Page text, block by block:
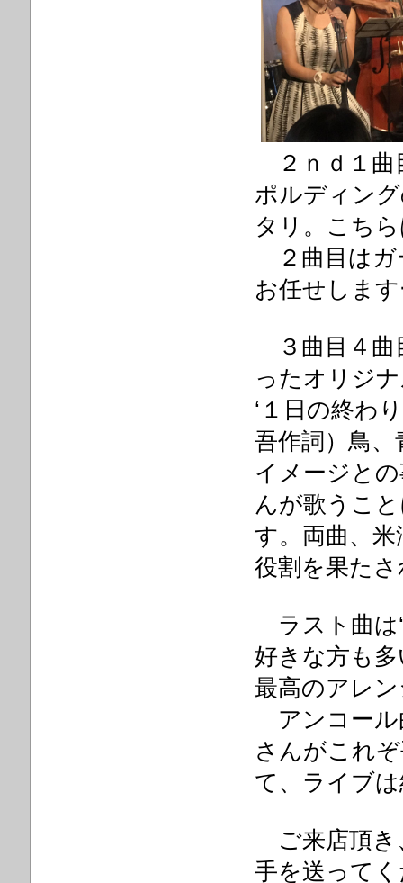
２ｎｄ１曲
ポルディング
タリ。こち
２曲目はガ
お任せしま
３曲目４曲
ったオリジ
‘１日の終わ
吾作詞）鳥
イメージと
んが歌うこ
す。両曲、
役割を果た
ラスト曲は
好きな方も
最高のアレ
アンコール
さんがこれ
て、ライブ
ご来店頂き
手を送って